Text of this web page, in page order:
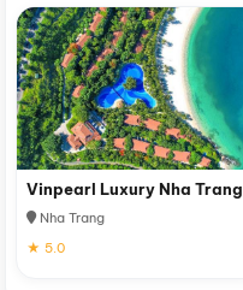
Vinpearl Luxury Nha Trang
Nha Trang
★ 5.0